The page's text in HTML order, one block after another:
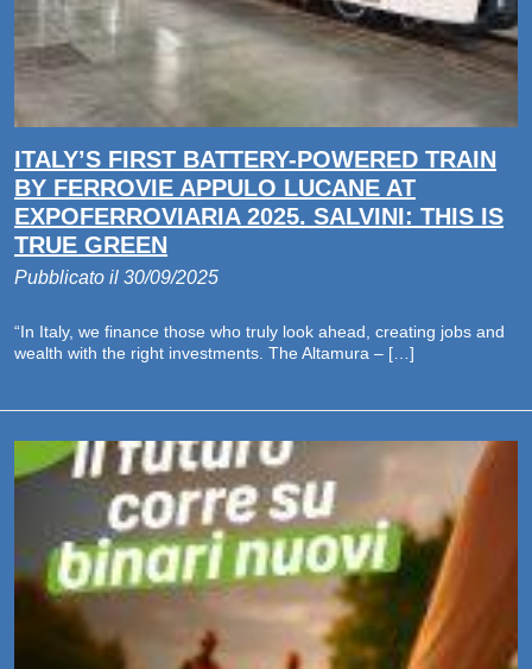
ITALY’S FIRST BATTERY-POWERED TRAIN
BY FERROVIE APPULO LUCANE AT
EXPOFERROVIARIA 2025. SALVINI: THIS IS
TRUE GREEN
Pubblicato il 30/09/2025
“In Italy, we finance those who truly look ahead, creating jobs and
wealth with the right investments. The Altamura – […]